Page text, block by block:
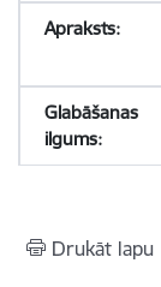
Drukāt lapu